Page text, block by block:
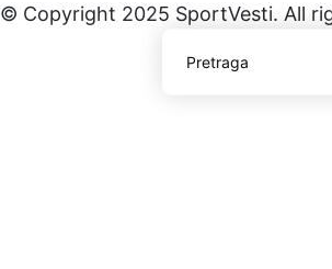
© Copyright 2025 SportVesti. All